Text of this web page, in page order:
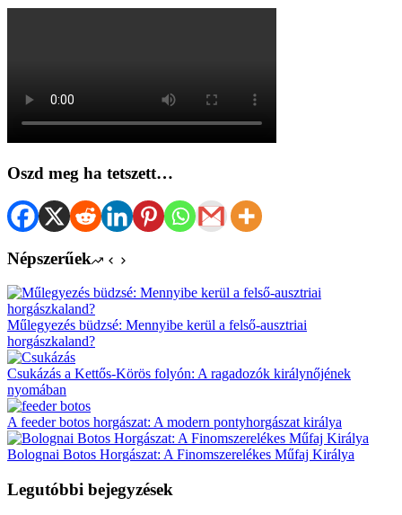
Oszd meg ha tetszett…
Népszerűek
Műlegyezés büdzsé: Mennyibe kerül a felső-ausztriai
horgászkaland?
Csukázás a Kettős-Körös folyón: A ragadozók királynőjének
nyomában
A feeder botos horgászat: A modern pontyhorgászat királya
Bolognai Botos Horgászat: A Finomszerelékes Műfaj Királya
Legutóbbi bejegyzések